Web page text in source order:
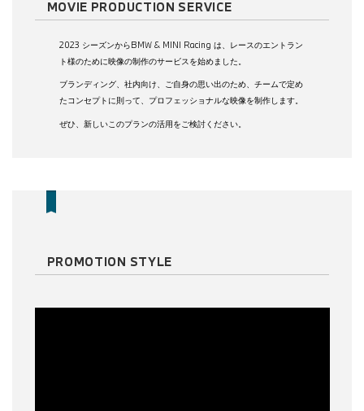
MOVIE PRODUCTION SERVICE
2023 シーズンからBMW & MINI Racing は、レースのエントラン
ト様のために映像の制作のサービスを始めました。
ブランディング、社内向け、ご自身の思い出のため、チームで定め
たコンセプトに則って、プロフェッショナルな映像を制作します。
ぜひ、新しいこのプランの活用をご検討ください。
PROMOTION STYLE